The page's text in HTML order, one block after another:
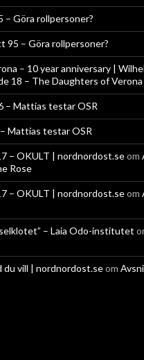
– Göra rollpersoner?
95 – Göra rollpersoner?
– 10 year anniversary |
18 – The Daughters of Verona
– Mattias testar OSR
Mattias testar OSR
– OKULT | nordnordost.seom
Rose
– OKULT | nordnordost.seom
– Laia Odo-institutet
du vill | nordnordost.seom